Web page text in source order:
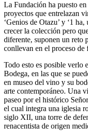
La Fundación ha puesto
proyectos que entrelazan
‘Genios de Otazu’ y ‘1
crecer la colección pero
diferente, suponen un reto
conllevan en el proceso
Todo esto es posible verlo
Bodega, en las que se
en museo del vino y su
arte contemporáneo. Una
paseo por el histórico
el cual integra una iglesia
siglo XII, una torre de
renacentista de origen